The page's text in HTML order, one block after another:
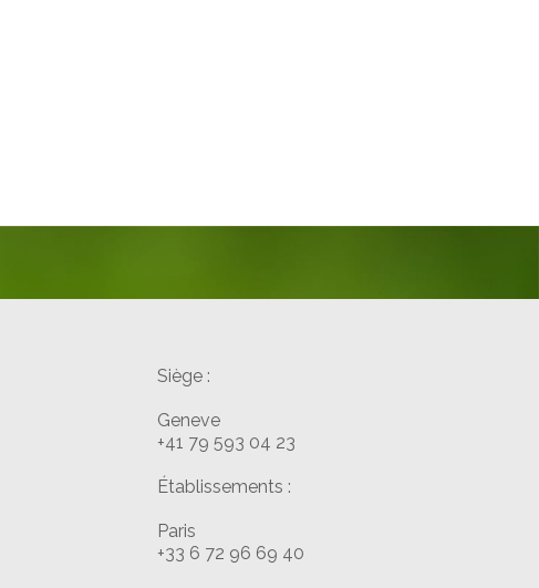
Siège :
Geneve
+41 79 593 04 23
Établissements :
Paris
+33 6 72 96 69 40